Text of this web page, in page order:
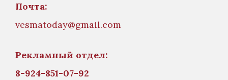
Почта:
vesmatoday@gmail.com
Рекламный отдел:
8-924-851-07-92